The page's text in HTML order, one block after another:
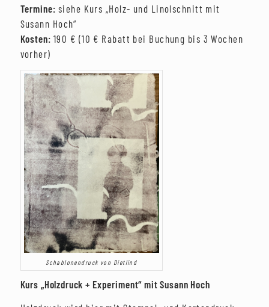
Termine: siehe Kurs „Holz- und Linolschnitt mit
Susann Hoch“
Kosten: 190 € (10 € Rabatt bei Buchung bis 3 Wochen
vorher)
Schablonendruck von Dietlind
Kurs „Holzdruck + Experiment“ mit Susann Hoch